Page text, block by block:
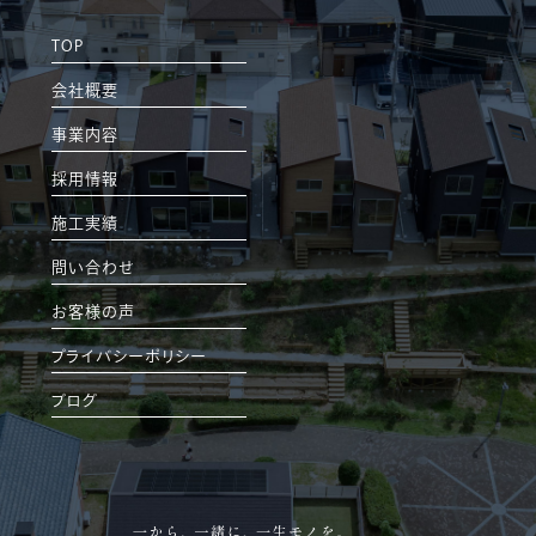
TOP
会社概要
事業内容
採用情報
施工実績
問い合わせ
お客様の声
プライバシーポリシー
ブログ